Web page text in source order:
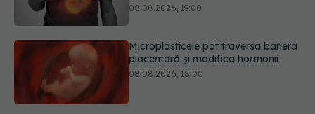
08.08.2026, 18:00
Trucul genial cu ceai negru pentru
păr. Tot mai multe femei îl adoră